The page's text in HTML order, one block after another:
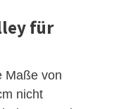
für
Maße von
nicht